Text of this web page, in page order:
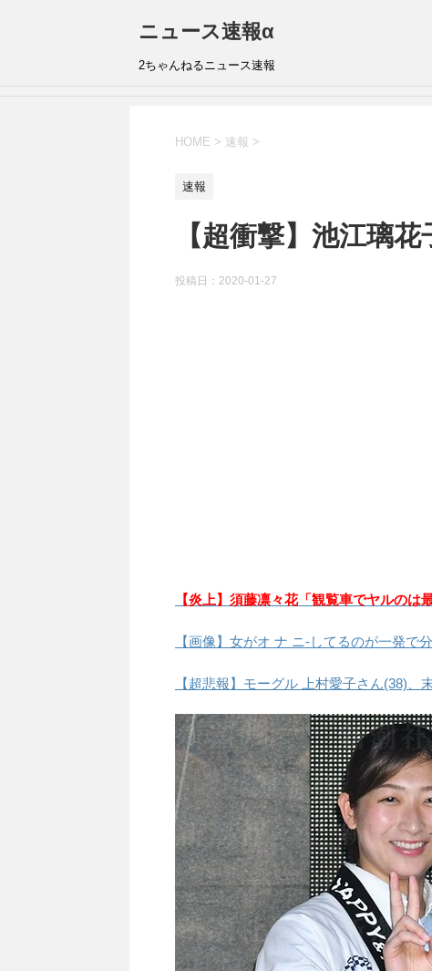
ニュース速報α
2ちゃんねるニュース速報
HOME > 速報 >
速報
【超衝撃】池江璃
投稿日： 2020-01-27
【炎上】須藤凛々花「観覧車でヤルの
【画像】女がオ ナ ニ-してるのが一発で
【超悲報】モーグル 上村愛子さん(38)